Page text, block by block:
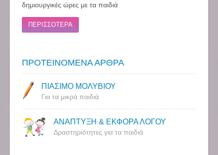
δημιουργικές ώρες με τα παιδιά
ΠΕΡΙΣΣΟΤΕΡΑ
ΠΡΟΤΕΙΝΟΜΕΝΑ ΑΡΘΡΑ
ΠΙΑΣΙΜΟ ΜΟΛΥΒΙΟΥ
Για τα μικρά παιδιά
ΑΝΑΠΤΥΞΗ & ΕΚΦΟΡΑ ΛΟΓΟΥ
Δραστηριότητες για τα παιδιά